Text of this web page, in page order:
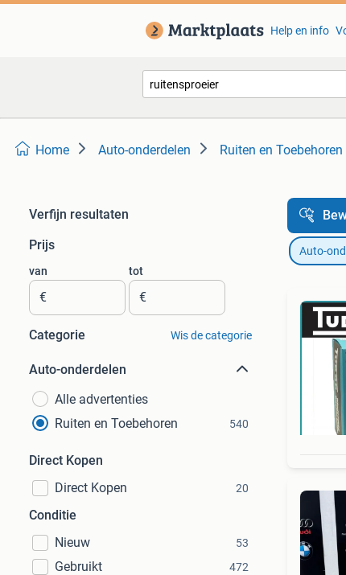
Help en info
Home Auto-onderdelen Ruiten en Toebehoren
Verfijn resultaten
Prijs
van
€
tot
€
Categorie Wis de categorie
Auto-onderdelen
Alle advertenties
Ruiten en Toebehoren
540
Direct Kopen
Direct Kopen
20
Conditie
Nieuw
53
Gebruikt 472
Auto-